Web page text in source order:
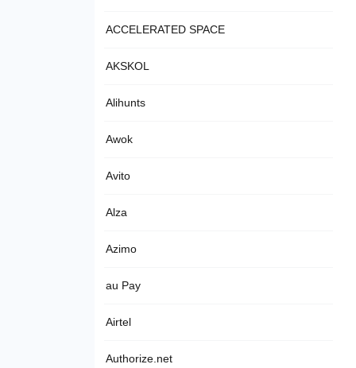
ACCELERATED SPACE
AKSKOL
Alihunts
Awok
Avito
Alza
Azimo
au Pay
Airtel
Authorize.net